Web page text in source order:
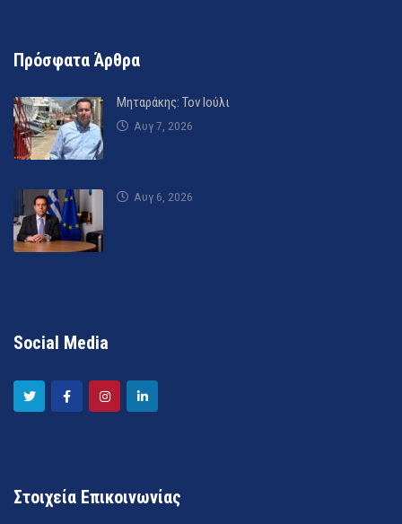
Πρόσφατα Άρθρα
Μηταράκης: Τον Ιούλι
Αυγ 7, 2026
Αυγ 6, 2026
Social Media
Στοιχεία Επικοινωνίας